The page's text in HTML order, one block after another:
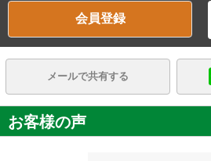
会員登録
メールで共有する
お客様の声